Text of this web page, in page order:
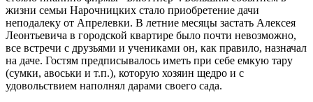
жизни семьи Нарочницких стало приобретение дачи
неподалеку от Апрелевки. В летние месяцы застать Алексея
Леонтьевича в городской квартире было почти невозможно,
все встречи с друзьями и учениками он, как правило, назначал
на даче. Гостям предписывалось иметь при себе емкую тару
(сумки, авоськи и т.п.), которую хозяин щедро и с
удовольствием наполнял дарами своего сада.